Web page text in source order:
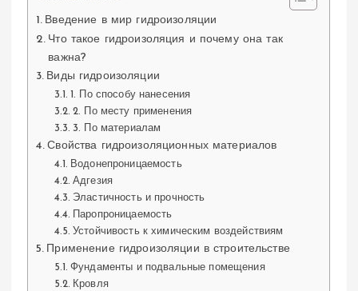
Введение в мир гидроизоляции
Что такое гидроизоляция и почему она так
важна?
Виды гидроизоляции
1. По способу нанесения
2. По месту применения
3. По материалам
Свойства гидроизоляционных материалов
Водонепроницаемость
Адгезия
Эластичность и прочность
Паропроницаемость
Устойчивость к химическим воздействиям
Применение гидроизоляции в строительстве
Фундаменты и подвальные помещения
Кровля